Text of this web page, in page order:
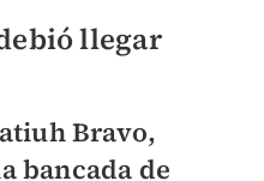
llegar
Bravo,
bancada de